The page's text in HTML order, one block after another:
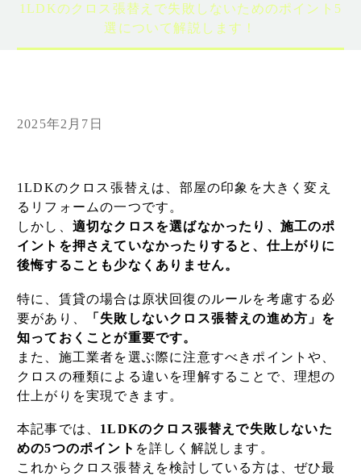
1LDKのクロス張替えで失敗しないためのポイント5
選について解説します！
2025年2月7日
1LDKのクロス張替えは、部屋の印象を大きく変え
るリフォームの一つです。
しかし、 適切なクロスを選ばなかったり、施工のポ
イントを押さえていなかったりすると、仕上がりに
後悔することも少なくありません。
特に、賃貸の場合は原状回復のルールを考慮する必
要があり、
「失敗しないクロス張替えの進め方」を
知っておくことが重要です。
また、施工業者を選ぶ際に注意すべきポイントや、
クロスの種類による違いを理解することで、理想の
仕上がりを実現できます。
本記事では、 1LDKのクロス張替えで失敗しないた
めの5つのポイント を詳しく解説します。
これからクロス張替えを検討している方は、ぜひ最